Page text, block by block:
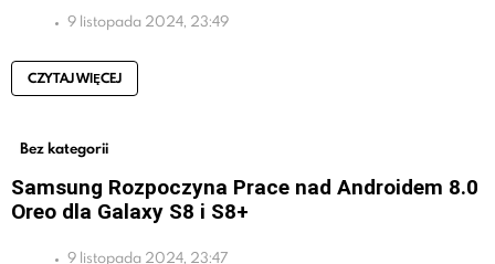
9 listopada 2024, 23:49
CZYTAJ WIĘCEJ
Bez kategorii
Samsung Rozpoczyna Prace nad Androidem 8.0
Oreo dla Galaxy S8 i S8+
9 listopada 2024, 23:47